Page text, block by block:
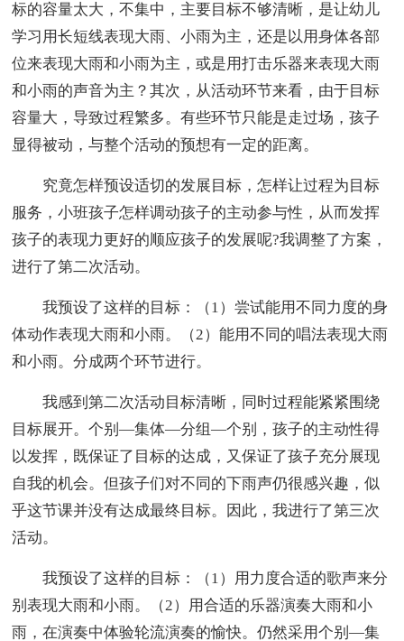
标的容量太大，不集中，主要目标不够清晰，是让幼儿
学习用长短线表现大雨、小雨为主，还是以用身体各部
位来表现大雨和小雨为主，或是用打击乐器来表现大雨
和小雨的声音为主？其次，从活动环节来看，由于目标
容量大，导致过程繁多。有些环节只能是走过场，孩子
显得被动，与整个活动的预想有一定的距离。
究竟怎样预设适切的发展目标，怎样让过程为目标
服务，小班孩子怎样调动孩子的主动参与性，从而发挥
孩子的表现力更好的顺应孩子的发展呢?我调整了方案，
进行了第二次活动。
我预设了这样的目标：（1）尝试能用不同力度的身
体动作表现大雨和小雨。（2）能用不同的唱法表现大雨
和小雨。分成两个环节进行。
我感到第二次活动目标清晰，同时过程能紧紧围绕
目标展开。个别—集体—分组—个别，孩子的主动性得
以发挥，既保证了目标的达成，又保证了孩子充分展现
自我的机会。但孩子们对不同的下雨声仍很感兴趣，似
乎这节课并没有达成最终目标。因此，我进行了第三次
活动。
我预设了这样的目标：（1）用力度合适的歌声来分
别表现大雨和小雨。（2）用合适的乐器演奏大雨和小
雨，在演奏中体验轮流演奏的愉快。仍然采用个别—集